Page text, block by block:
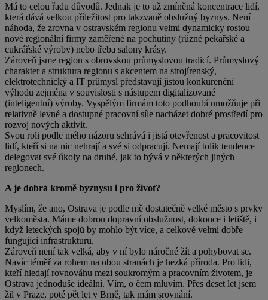
Má to celou řadu důvodů. Jednak je to už zmíněná koncentrace lidí,
která dává velkou příležitost pro takzvaně obslužný byznys. Není
náhoda, že zrovna v ostravském regionu velmi dynamicky rostou
nové regionální firmy zaměřené na pochutiny (různé pekařské a
cukrářské výroby) nebo třeba salony krásy.
Zároveň jsme region s obrovskou průmyslovou tradicí. Průmyslový
charakter a struktura regionu s akcentem na strojírenský,
elektrotechnický a IT průmysl představují jistou konkurenční
výhodu zejména v souvislosti s nástupem digitalizované
(inteligentní) výroby. Vyspělým firmám toto podhoubí umožňuje při
relativně levné a dostupné pracovní síle nacházet dobré prostředí pro
rozvoj nových aktivit.
Svou roli podle mého názoru sehrává i jistá otevřenost a pracovitost
lidí, kteří si na nic nehrají a své si odpracují. Nemají tolik tendence
delegovat své úkoly na druhé, jak to bývá v některých jiných
regionech.
A je dobrá kromě byznysu i pro život?
Myslím, že ano, Ostrava je podle mě dostatečně velké město s prvky
velkoměsta. Máme dobrou dopravní obslužnost, dokonce i letiště, i
když leteckých spojů by mohlo být více, a celkově velmi dobře
fungující infrastrukturu.
Zároveň není tak velká, aby v ní bylo náročné žít a pohybovat se.
Navíc téměř za rohem na obou stranách je hezká příroda. Pro lidi,
kteří hledají rovnováhu mezi soukromým a pracovním životem, je
Ostrava jednoduše ideální. Vím, o čem mluvím. Přes deset let jsem
žil v Praze, poté pět let v Brně, tak mám srovnání.